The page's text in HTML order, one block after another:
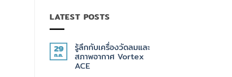
LATEST POSTS
29
ก.ค.
รู้ลึกกับเครื่องวัดลมและ
สภาพอากาศ Vortex
ACE